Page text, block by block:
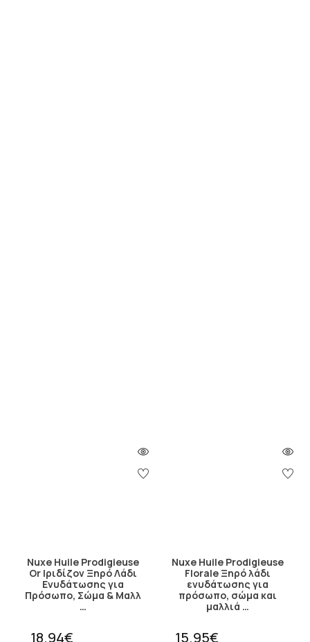
Nuxe Huile Prodigieuse
Or Ιριδίζον Ξηρό Λάδι
Ενυδάτωσης για
Πρόσωπο, Σώμα & Μαλλ
…
18.94€
Nuxe Huile Prodigieuse
Florale Ξηρό λάδι
ενυδάτωσης για
πρόσωπο, σώμα και
μαλλιά …
15.95€